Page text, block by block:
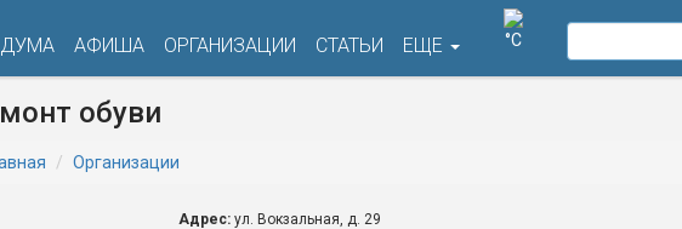
ДУМА АФИША ОРГАНИЗАЦИИ СТАТЬИ ЕЩЕ °C
обуви
Организации
Адрес: ул. Вокзальная, д. 29